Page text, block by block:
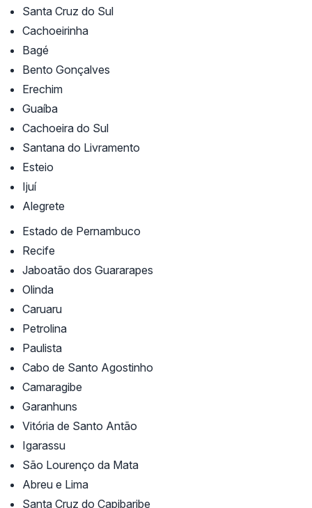
Santa Cruz do Sul
Cachoeirinha
Bagé
Bento Gonçalves
Erechim
Guaíba
Cachoeira do Sul
Santana do Livramento
Esteio
Ijuí
Alegrete
Estado de Pernambuco
Recife
Jaboatão dos Guararapes
Olinda
Caruaru
Petrolina
Paulista
Cabo de Santo Agostinho
Camaragibe
Garanhuns
Vitória de Santo Antão
Igarassu
São Lourenço da Mata
Abreu e Lima
Santa Cruz do Capibaribe